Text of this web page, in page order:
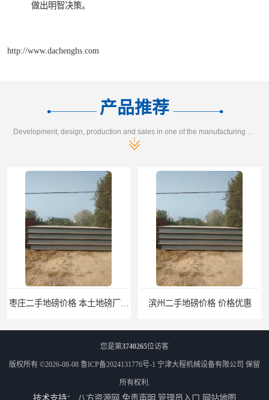
做出明智决策。
http://www.dachenghs.com
产品推荐
滨州二手地磅价格 价格优惠
您是第3740265位访客
版权所有 ©2026-08-08 鲁ICP备2024131776号-1 宁津大程机械设备有限公司 保留
所有权利.
技术支持： 八方资源网 免责声明 管理员入口 网站地图